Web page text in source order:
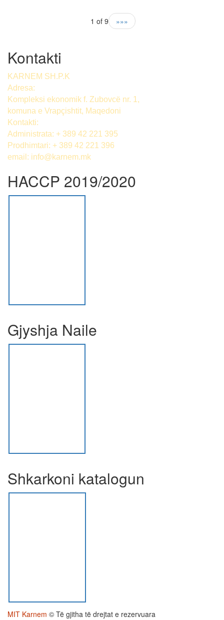
1 of 9 »»»
Kontakti
KARNEM SH.P.K
Adresa:
Kompleksi ekonomik f. Zubovcë nr. 1,
komuna е Vrapçishtit, Maqedoni
Kontakti:
Administrata: + 389 42 221 395
Prodhimtari: + 389 42 221 396
email: info@karnem.mk
HACCP 2019/2020
Gjyshja Naile
Shkarkoni katalogun
MIT Karnem © Të gjitha të drejtat e rezervuara